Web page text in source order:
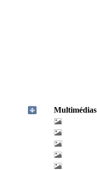
Multimédias